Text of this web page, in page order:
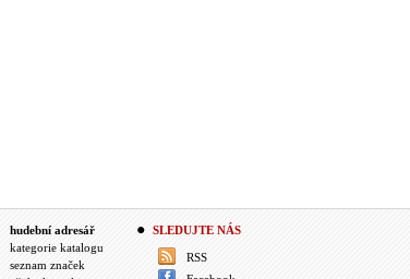
hudební adresář
kategorie katalogu
seznam značek
SLEDUJTE NÁS
RSS